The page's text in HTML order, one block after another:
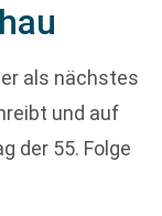
als nächstes
und auf
der 55. Folge